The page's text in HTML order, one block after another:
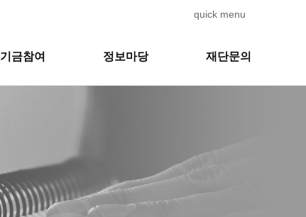
quick menu
기금참여 정보마당 재단문의